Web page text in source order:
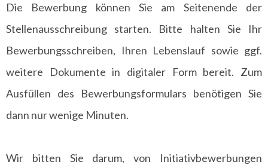
Die Bewerbung können Sie am Seitenende der
Stellenausschreibung starten. Bitte halten Sie Ihr
Bewerbungsschreiben, Ihren Lebenslauf sowie ggf.
weitere Dokumente in digitaler Form bereit. Zum
Ausfüllen des Bewerbungsformulars benötigen Sie
dann nur wenige Minuten.
Wir bitten Sie darum, von Initiativbewerbungen